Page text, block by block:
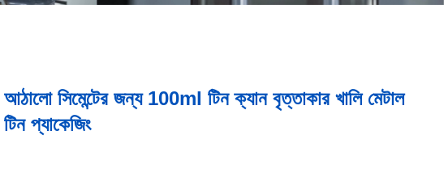
আঠালো সিমেন্টের জন্য 100ml টিন ক্যান বৃত্তাকার খালি মেটাল
টিন প্যাকেজিং